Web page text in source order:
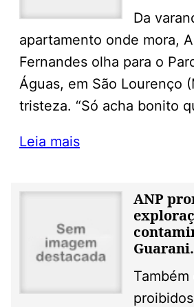
Da
apartamento onde mora,
Fernandes olha para o
Águas, em São Lourenço
tristeza. “Só acha bonito
Leia mais
ANP
Guarani.
Também